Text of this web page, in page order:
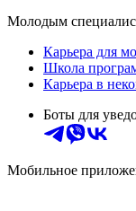
Молодым
Карьера для
Школа
Карьера в
Боты для
Мобильное